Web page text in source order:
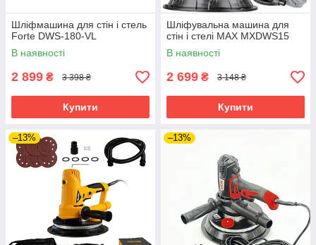
Шліфмашина для стін і стель
Forte DWS-180-VL
В наявності
2 899 ₴ 3 398 ₴
Купити
Шліфувальна машина для
стін і стелі MAX MXDWS15
В наявності
2 699 ₴ 3 148 ₴
Купити
–13% –13%